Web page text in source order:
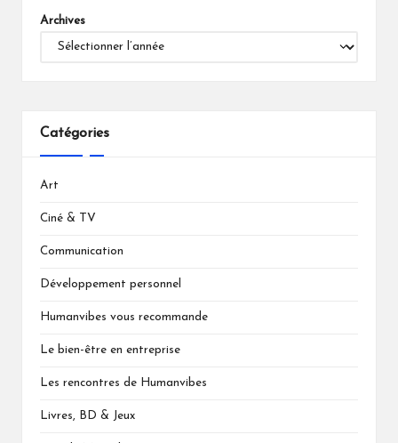
Archives
Catégories
Art
Ciné & TV
Communication
Développement personnel
Humanvibes vous recommande
Le bien-être en entreprise
Les rencontres de Humanvibes
Livres, BD & Jeux